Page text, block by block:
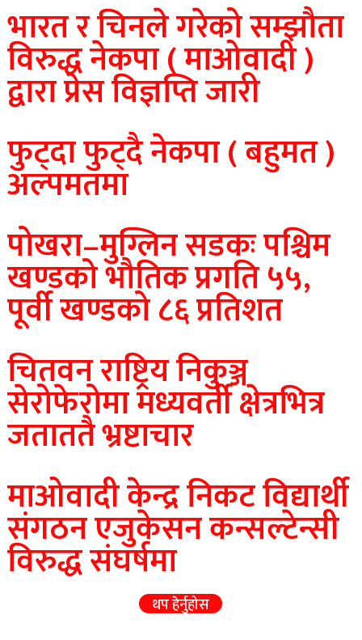
भारत र चिनले गरेको सम्झाैता
विरुद्ध नेकपा ( माओवादी )
द्वारा प्रेस विज्ञप्ति जारी
फुट्दा फुट्दै नेकपा ( बहुमत )
अल्पमतमा
पोखरा–मुग्लिन सडकः पश्चिम
खण्डको भौतिक प्रगति ५५,
पूर्वी खण्डको ८६ प्रतिशत
चितवन राष्ट्रिय निकुञ्ज
सेरोफेरोमा मध्यवर्ती क्षेत्रभित्र
जताततै भ्रष्टाचार
माओवादी केन्द्र निकट विद्यार्थी
संगठन एजुकेसन कन्सल्टेन्सी
विरुद्ध संघर्षमा
थप हेर्नुहोस